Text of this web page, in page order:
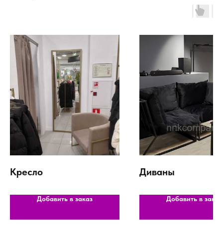
Кресло
Добавить в заказ
Диваны
Добавить в заказ